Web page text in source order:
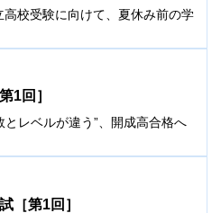
校受験に向けて、夏休み前の学
1回］
とレベルが違う”、開成高合格へ
［第1回］